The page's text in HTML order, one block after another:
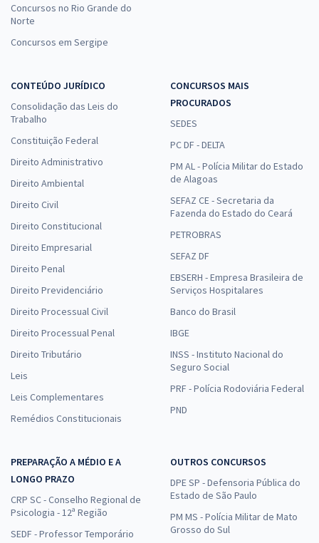
Concursos no Rio Grande do
Norte
Concursos em Sergipe
CONTEÚDO JURÍDICO
Consolidação das Leis do
Trabalho
Constituição Federal
Direito Administrativo
Direito Ambiental
Direito Civil
Direito Constitucional
Direito Empresarial
Direito Penal
Direito Previdenciário
Direito Processual Civil
Direito Processual Penal
Direito Tributário
Leis
Leis Complementares
Remédios Constitucionais
CONCURSOS MAIS
PROCURADOS
SEDES
PC DF - DELTA
PM AL - Polícia Militar do Estado
de Alagoas
SEFAZ CE - Secretaria da
Fazenda do Estado do Ceará
PETROBRAS
SEFAZ DF
EBSERH - Empresa Brasileira de
Serviços Hospitalares
Banco do Brasil
IBGE
INSS - Instituto Nacional do
Seguro Social
PRF - Polícia Rodoviária Federal
PND
PREPARAÇÃO A MÉDIO E A
LONGO PRAZO
CRP SC - Conselho Regional de
Psicologia - 12ª Região
SEDF - Professor Temporário
OUTROS CONCURSOS
DPE SP - Defensoria Pública do
Estado de São Paulo
PM MS - Polícia Militar de Mato
Grosso do Sul